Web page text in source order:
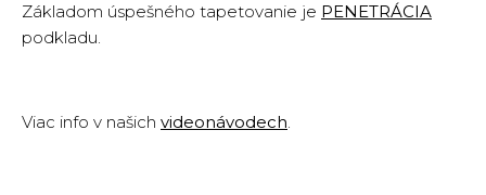
Základom úspešného tapetovanie je PENETRÁCIA
podkladu.
Viac info v našich videonávodech.